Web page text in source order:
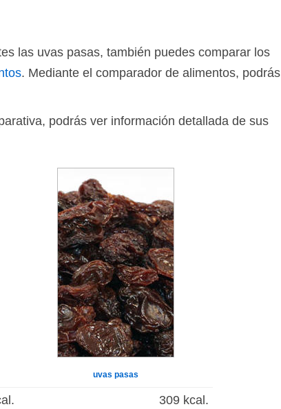
las uvas pasas, también puedes comparar los
. Mediante el comparador de alimentos, podrás
podrás ver información detallada de sus
uvas pasas
309 kcal.